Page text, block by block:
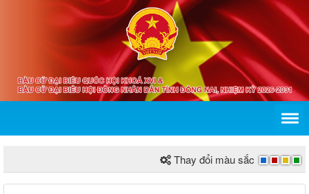
Thay đổi màu sắc